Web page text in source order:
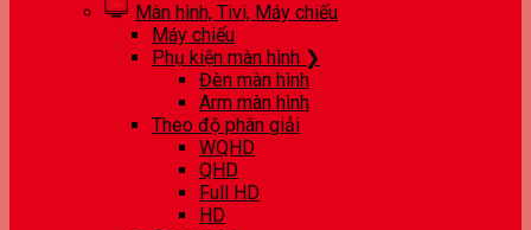
Màn hình, Tivi, Máy chiếu
Máy chiếu
Phụ kiện màn hình ❯
Đèn màn hình
Arm màn hình
Theo độ phân giải
WQHD
QHD
Full HD
HD